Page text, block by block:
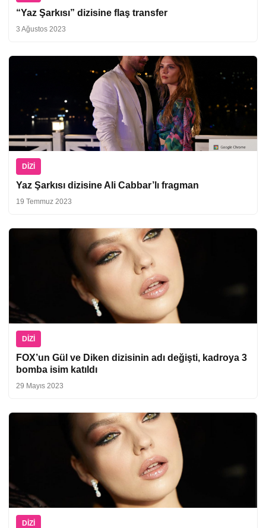
“Yaz Şarkısı” dizisine flaş transfer
3 Ağustos 2023
DIZI
Yaz Şarkısı dizisine Ali Cabbar’lı fragman
19 Temmuz 2023
DIZI
FOX’un Gül ve Diken dizisinin adı değişti, kadroya 3
bomba isim katıldı
29 Mayıs 2023
DIZI